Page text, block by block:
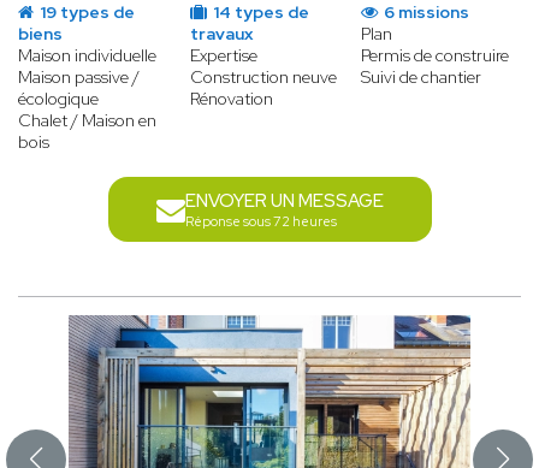
19 types de
biens
Maison individuelle
Maison passive /
écologique
Chalet / Maison en
bois
14 types de
travaux
Expertise
Construction neuve
Rénovation
6 missions
Plan
Permis de construire
Suivi de chantier
ENVOYER UN MESSAGE
Réponse sous 72 heures